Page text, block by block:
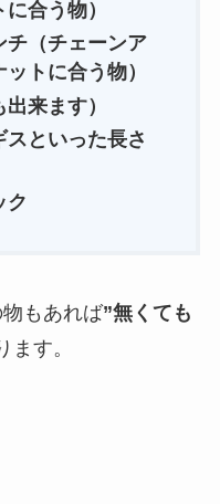
合う物）
チ（チェーンア
トに合う物）
来ます）
といった長さ
ク
もあれば”無くても
ます。